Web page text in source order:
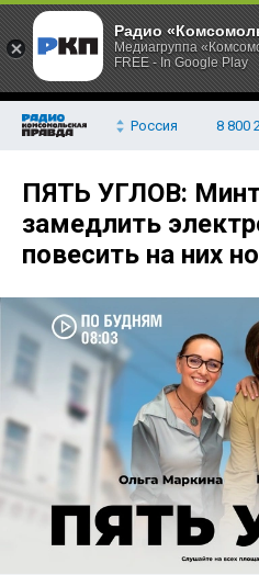
Россия 8 800
ПЯТЬ УГЛОВ:
замедлить
повесить на них
Радио
Медиагруппа
FREE - In Google Play